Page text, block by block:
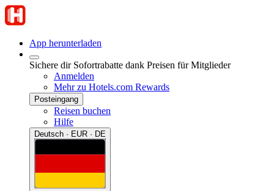
App herunterladen
Sichere dir Sofortrabatte dank Preisen für Mitglieder
Anmelden
Mehr zu Hotels.com Rewards
Posteingang
Reisen buchen
Hilfe
Deutsch · EUR · DE